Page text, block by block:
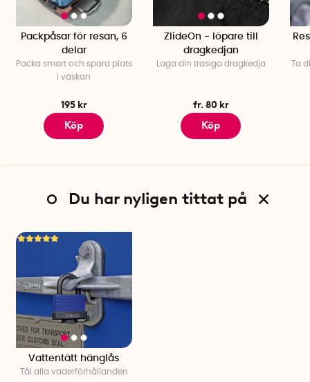
Packpåsar för resan, 6
delar
Packa smart och spara plats
i väskan
195 kr
Köp
ZlideOn - löpare till
dragkedjan
Laga din trasiga dragkedja
fr. 80 kr
Köp
Ta
Du har nyligen tittat på
Vattentätt hänglås
Tål alla väderförhållanden